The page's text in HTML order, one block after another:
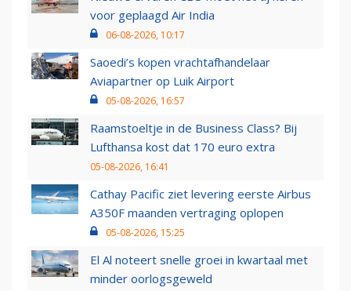
voor geplaagd Air India
06-08-2026, 10:17
Saoedi’s kopen vrachtafhandelaar
Aviapartner op Luik Airport
05-08-2026, 16:57
Raamstoeltje in de Business Class? Bij
Lufthansa kost dat 170 euro extra
05-08-2026, 16:41
Cathay Pacific ziet levering eerste Airbus
A350F maanden vertraging oplopen
05-08-2026, 15:25
El Al noteert snelle groei in kwartaal met
minder oorlogsgeweld